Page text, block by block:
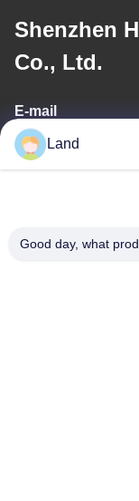
Shenzhen
Co., Ltd.
E-mail
land@szhw-
Endereço
Land
Good day, what